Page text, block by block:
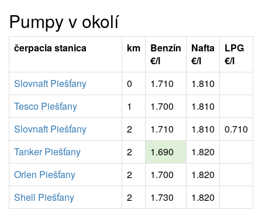
Pumpy v okolí
čerpacia stanica km
Benzín
€/l
Nafta
€/l
LPG
€/l
Slovnaft Piešťany
0 1.710
1.810
Tesco Piešťany
1 1.700
1.810
Slovnaft Piešťany
2 1.710 1.810
0.710
Tanker Piešťany
2 1.690
1.820
Orlen Piešťany
2 1.700
1.820
Shell Piešťany
2 1.730
1.820